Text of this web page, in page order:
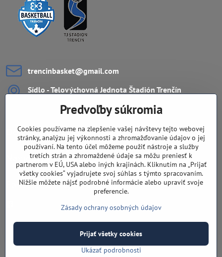
trencinbasket​@gmail​.com
Sídlo - Telovýchovná Jednota Štadión Trenčín
911 08 Trenčín
Dôležité odkazy
Navigácia
Fandíte nám aj na sieťach?
Instagram Youtube
©2026Copyright
Predvoľby súkromiaZásady ochrany osobných údajov
Vytvorené pomocou:BiznisWeb.sk
Predvoľby súkromia
Cookies používame na zlepšenie vašej návštevy tejto webovej
stránky, analýzu jej výkonnosti a zhromažďovanie údajov o jej
používaní. Na tento účel môžeme použiť nástroje a služby
tretích strán a zhromaždené údaje sa môžu preniesť k
partnerom v EÚ, USA alebo iných krajinách. Kliknutím na „Prijať
všetky cookies“ vyjadrujete svoj súhlas s týmto spracovaním.
Nižšie môžete nájsť podrobné informácie alebo upraviť svoje
preferencie.
Zásady ochrany osobných údajov
Ukázať podrobnosti
Prijať všetky cookies